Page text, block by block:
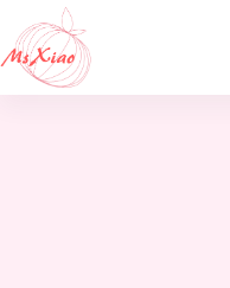
至
主
要